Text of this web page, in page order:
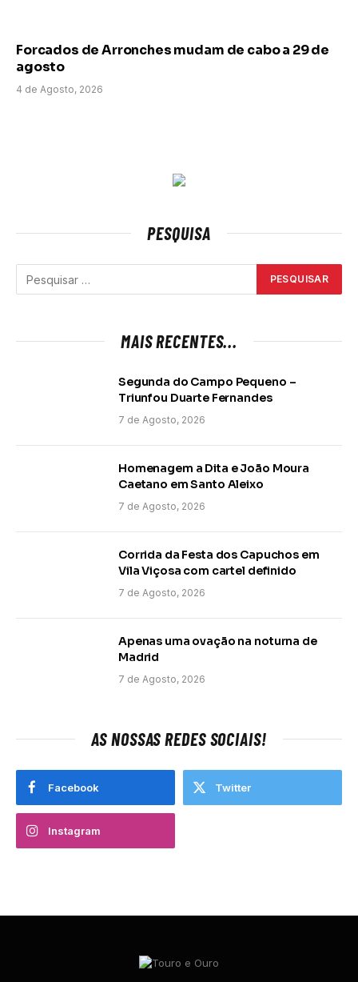
Forcados de Arronches mudam de cabo a 29 de
agosto
4 de Agosto, 2026
PESQUISA
MAIS RECENTES...
Segunda do Campo Pequeno –
Triunfou Duarte Fernandes
7 de Agosto, 2026
Homenagem a Dita e João Moura
Caetano em Santo Aleixo
7 de Agosto, 2026
Corrida da Festa dos Capuchos em
Vila Viçosa com cartel definido
7 de Agosto, 2026
Apenas uma ovação na noturna de
Madrid
7 de Agosto, 2026
AS NOSSAS REDES SOCIAIS!
Facebook Twitter
Instagram